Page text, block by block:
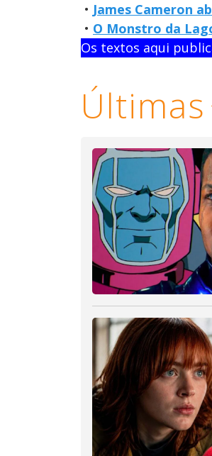
• James Cameron
• O Monstro da
Os textos aqui
Últimas